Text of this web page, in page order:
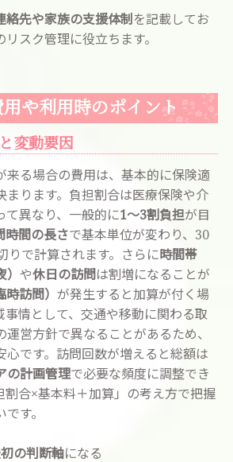
絡先や家族の支援体制 を記載してお
スク管理に役立ちます。
や利用時のポイント
変動要因
来る場合の費用は、基本的に保険適
まります。負担割合は医療保険や介
て異なり、一般的に1～3割負担が目
時間の長さで基本単位が変わり、30
りで計算されます。さらに時間帯
や休日の訪問 は割増になることが
訪問） が発生すると加算が付く場
事情として、交通や移動に関わる取
運営方針で異なることがあるため、
心です。訪問回数が増えると総額は
の計画管理で必要な頻度に調整でき
割合×基本料＋加算」の考え方で把握
す。
の判断軸になる